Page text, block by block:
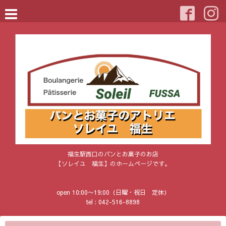
福生駅西口のパンとお菓子のお店
【ソレイユ 福生】のホームページです。
open 10:00〜19:00（日曜・祝日 定休）
tel : 042-516-8898